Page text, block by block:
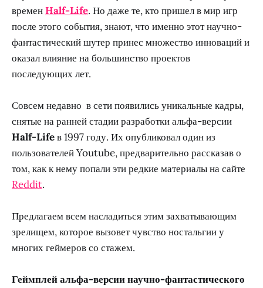
временHalf-Life. Но даже те, кто пришел в мир игр
после этого события, знают, что именно этот научно-
фантастический шутер принес множество инноваций и
оказал влияние на большинство проектов
последующих лет.
Совсем недавно в сети появились уникальные кадры,
снятые на ранней стадии разработки альфа-версии
Half-Lifeв 1997 году. Их опубликовал один из
пользователей Youtube, предварительно рассказав о
том, как к нему попали эти редкие материалы на сайте
Reddit.
Предлагаем всем насладиться этим захватывающим
зрелищем, которое вызовет чувство ностальгии у
многих геймеров со стажем.
Геймплей альфа-версии научно-фантастического